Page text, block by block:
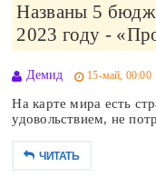
Названы 5
2023 году -
Демид 15-май, 00:00
На карте мира есть
удовольствием, не
ЧИТАТЬ